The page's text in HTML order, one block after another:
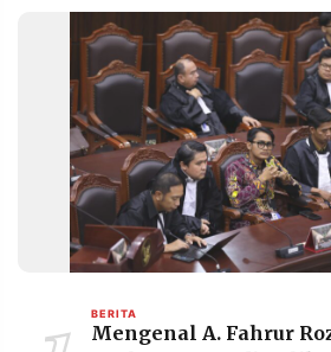
RESOLUSI
MEDIA
BERITA
Mengenal A. Fahrur